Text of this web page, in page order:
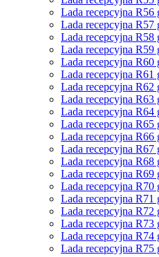
Lada recepcyjna
Lada recepcyjna
Lada recepcyjna
Lada recepcyjna
Lada recepcyjna
Lada recepcyjna
Lada recepcyjna
Lada recepcyjna
Lada recepcyjna
Lada recepcyjna
Lada recepcyjna
Lada recepcyjna
Lada recepcyjna
Lada recepcyjna
Lada recepcyjna
Lada recepcyjna
Lada recepcyjna
Lada recepcyjna
Lada recepcyjna
Lada recepcyjna